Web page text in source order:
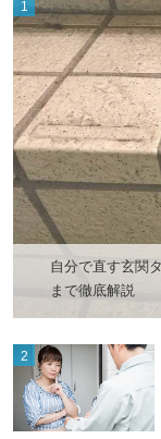
自分で直す玄関
まで徹底解説